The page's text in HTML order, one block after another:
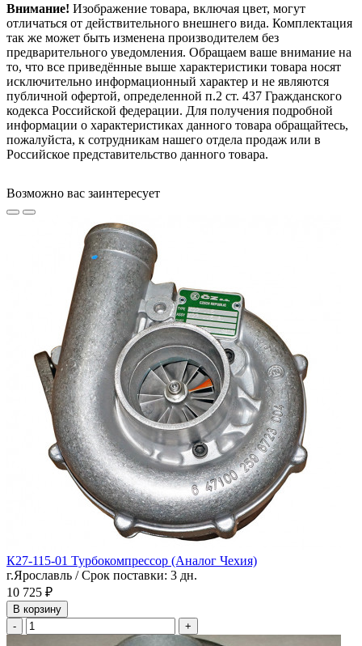
Внимание! Изображение товара, включая цвет, могут
отличаться от действительного внешнего вида. Комплектация
так же может быть изменена производителем без
предварительного уведомления. Обращаем ваше внимание на
то, что все приведённые выше характеристики товара носят
исключительно информационный характер и не являются
публичной офертой, определенной п.2 ст. 437 Гражданского
кодекса Российской федерации. Для получения подробной
информации о характеристиках данного товара обращайтесь,
пожалуйста, к сотрудникам нашего отдела продаж или в
Российское представительство данного товара.
Возможно вас заинтересует
К27-115-01 Турбокомпрессор (Аналог Чехия)
г.Ярославль / Срок поставки: 3 дн.
10 725 ₽
В корзину
-
+